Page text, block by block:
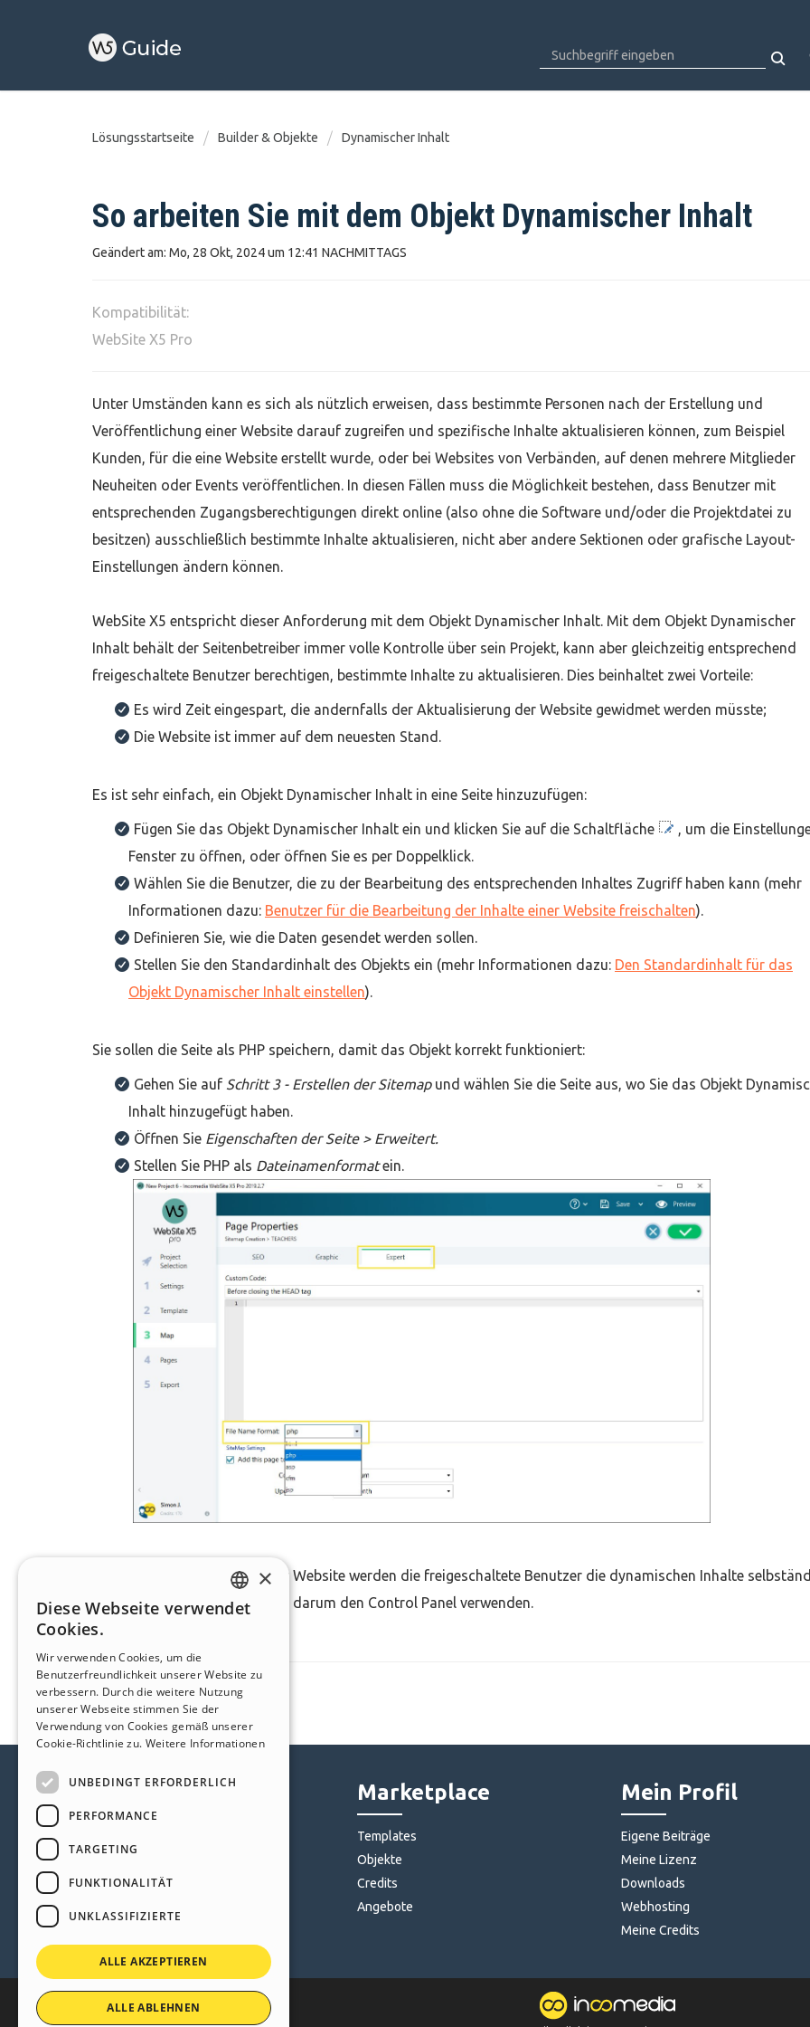
Lösungsstartseite Builder & Objekte Dynamischer Inhalt
So arbeiten Sie mit dem Objekt Dynamischer Inhalt
Geändert am: Mo, 28 Okt, 2024 um 12:41 NACHMITTAGS
Kompatibilität:
WebSite X5 Pro
Unter Umständen kann es sich als nützlich erweisen, dass bestimmte Personen nach der Erstellung und
Veröffentlichung einer Website darauf zugreifen und spezifische Inhalte aktualisieren können, zum Beispiel
Kunden, für die eine Website erstellt wurde, oder bei Websites von Verbänden, auf denen mehrere Mitglieder
Neuheiten oder Events veröffentlichen. In diesen Fällen muss die Möglichkeit bestehen, dass Benutzer mit
entsprechenden Zugangsberechtigungen direkt online (also ohne die Software und/oder die Projektdatei zu
besitzen) ausschließlich bestimmte Inhalte aktualisieren, nicht aber andere Sektionen oder grafische Layout-
Einstellungen ändern können.
WebSite X5 entspricht dieser Anforderung mit dem Objekt Dynamischer Inhalt. Mit dem Objekt Dynamischer
Inhalt behält der Seitenbetreiber immer volle Kontrolle über sein Projekt, kann aber gleichzeitig entsprechend
freigeschaltete Benutzer berechtigen, bestimmte Inhalte zu aktualisieren. Dies beinhaltet zwei Vorteile:
Es wird Zeit eingespart, die andernfalls der Aktualisierung der Website gewidmet werden müsste;
Die Website ist immer auf dem neuesten Stand.
Es ist sehr einfach, ein Objekt Dynamischer Inhalt in eine Seite hinzuzufügen:
Fügen Sie das Objekt Dynamischer Inhalt ein und klicken Sie auf die Schaltfläche
, um die
Fenster zu öffnen, oder öffnen Sie es per Doppelklick.
Wählen Sie die Benutzer, die zu der Bearbeitung des entsprechenden Inhaltes Zugriff haben kann (mehr
Informationen dazu: Benutzer für die Bearbeitung der Inhalte einer Website freischalten).
Definieren Sie, wie die Daten gesendet werden sollen.
Stellen Sie den Standardinhalt des Objekts ein (mehr Informationen dazu: Den Standardinhalt für das
Objekt Dynamischer Inhalt einstellen).
Sie sollen die Seite als PHP speichern, damit das Objekt korrekt funktioniert:
Gehen Sie auf Schritt 3 - Erstellen der Sitemapund wählen Sie die Seite aus, wo Sie das Objekt
Inhalt hinzugefügt haben.
Öffnen Sie Eigenschaften der Seite > Erweitert.
Stellen Sie PHP als Dateinamenformatein.
Nach der Veröffentlichung der Website werden die freigeschaltete Benutzer die dynamischen Inhalte
bearbeiten können. Sie können darum den Control Panel verwenden.
Help Center Marketplace
Templates
Objekte
Credits
Angebote
Mein Profil
Eigene Beiträge
Meine Lizenz
Downloads
Webhosting
Meine Credits
ENGLISH
GERMAN
SPANISH
PORTUGUESE
×
Diese Webseite verwendet
Cookies.
Wir verwenden Cookies, um die
Benutzerfreundlichkeit unserer Website zu
verbessern. Durch die weitere Nutzung
unserer Webseite stimmen Sie der
Verwendung von Cookies gemäß unserer
Cookie-Richtlinie zu. Weitere Informationen
UNBEDINGT ERFORDERLICH
PERFORMANCE
TARGETING
FUNKTIONALITÄT
UNKLASSIFIZIERTE
ALLE AKZEPTIEREN
ALLE ABLEHNEN